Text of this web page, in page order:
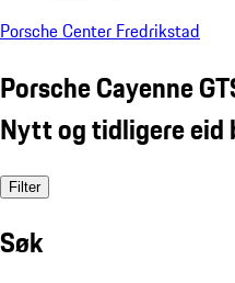
Porsche Center Fredrikstad
Porsche Cayenne
Nytt og tidligere
Filter
Søk